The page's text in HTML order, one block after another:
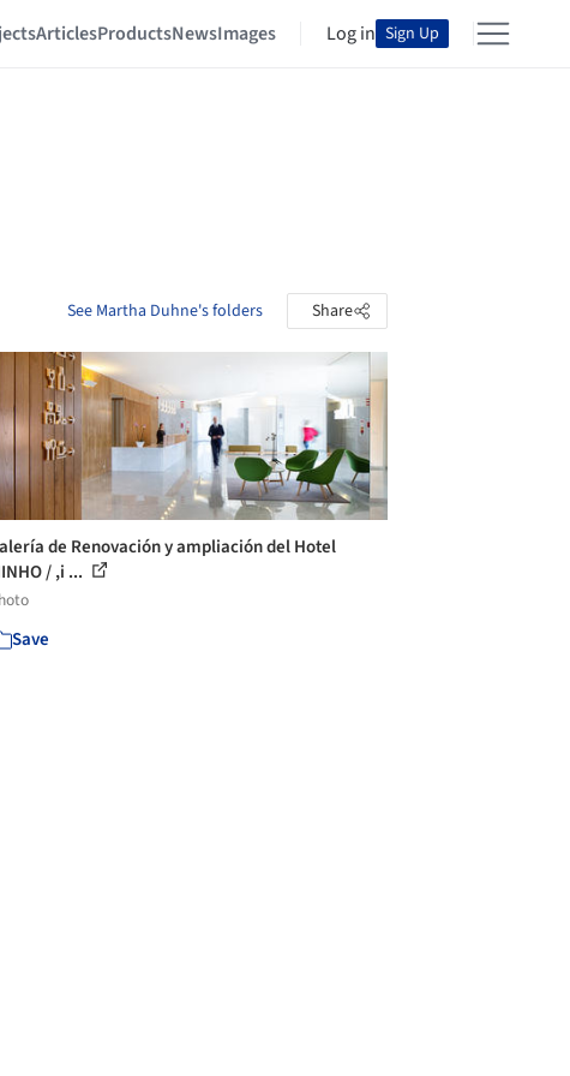
ArticlesProductsNewsImages Log in Sign Up
See Martha Duhne's folders Share
de Renovación y ampliación del Hotel
/ ,i ...
Save